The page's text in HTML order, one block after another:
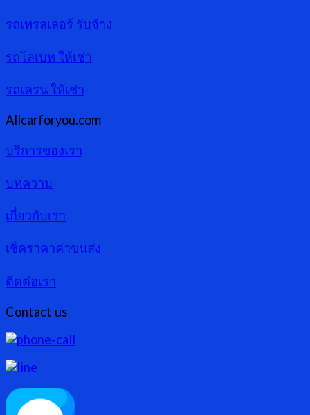
รถเทรลเลอร์ รับจ้าง
รถโลเบท ให้เช่า
รถเครน ให้เช่า
Allcarforyou.com
บริการของเรา
บทความ
เกี่ยวกับเรา
เช็คราคาค่าขนส่ง
ติดต่อเรา
Contact us